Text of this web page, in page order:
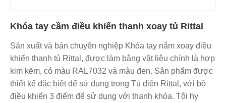
Khóa tay cầm điều khiển thanh xoay tủ Rittal
Sản xuất và bán chuyên nghiệp Khóa tay nắm xoay điều
khiển thanh tủ Rittal, được làm bằng vật liệu chính là hợp
kim kẽm, có màu RAL7032 và màu đen. Sản phẩm được
thiết kế đặc biệt để sử dụng trong Tủ điện Rittal, với bộ
điều khiển 3 điểm để sử dụng với thanh khóa. Tôi hy